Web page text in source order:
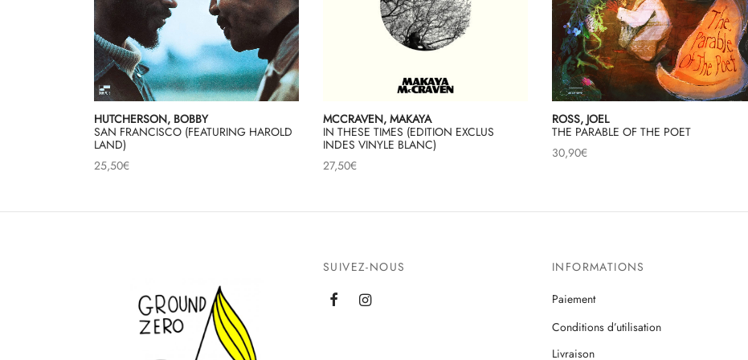
HUTCHERSON, BOBBY
SAN FRANCISCO (FEATURING HAROLD
LAND)
25,50€
MCCRAVEN, MAKAYA
IN THESE TIMES (EDITION EXCLUS
INDES VINYLE BLANC)
27,50€
ROSS, JOEL
THE PARABLE OF THE POET
30,90€
SUIVEZ-NOUS INFORMATIONS
Paiement
Conditions d’utilisation
Livraison